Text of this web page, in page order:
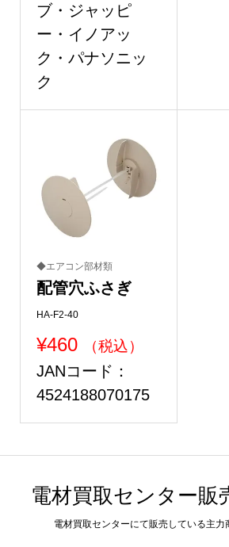
ブ・ジャッピ
ー・イノアッ
ク・パナソニッ
ク
◆エアコン部材類
配管穴ふさぎ
HA-F2-40
¥460 （税込）
JANコード：
4524188070175
電材買取センター販
電材買取センターにて販売している主力